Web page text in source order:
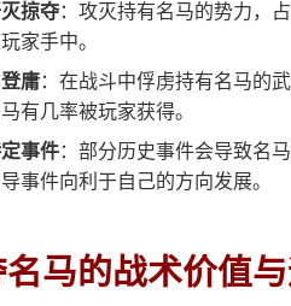
掠夺：攻灭持有名马的势力，
家手中。
庸：在战斗中俘虏持有名马的
有几率被玩家获得。
事件：部分历史事件会导致名
事件向利于自己的方向发展。
马的战术价值与